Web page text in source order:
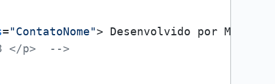
="ContatoNome"> Desenvolvido por Maria
</p>  -->